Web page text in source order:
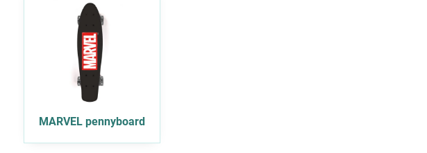
MARVEL pennyboard